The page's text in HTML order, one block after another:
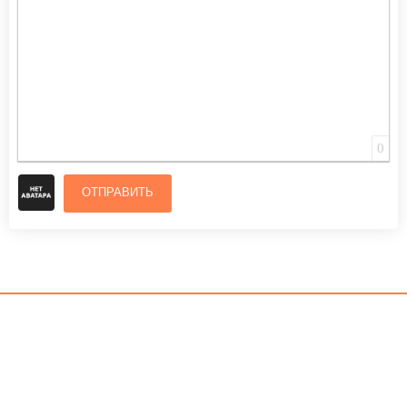
0
ОТПРАВИТЬ